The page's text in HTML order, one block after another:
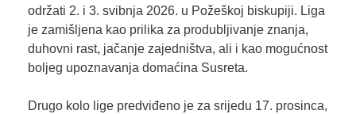
održati 2. i 3. svibnja 2026. u Požeškoj biskupiji. Liga
je zamišljena kao prilika za produbljivanje znanja,
duhovni rast, jačanje zajedništva, ali i kao mogućnost
boljeg upoznavanja domaćina Susreta.
Drugo kolo lige predviđeno je za srijedu 17. prosinca,